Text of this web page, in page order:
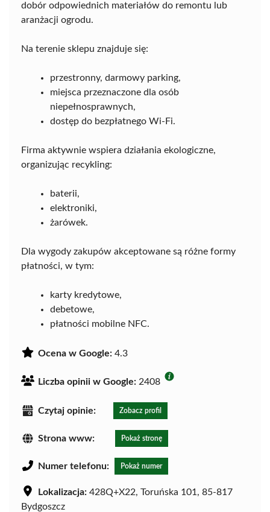
dobór odpowiednich materiałów do remontu lub
aranżacji ogrodu.
Na terenie sklepu znajduje się:
przestronny, darmowy parking,
miejsca przeznaczone dla osób
niepełnosprawnych,
dostęp do bezpłatnego Wi-Fi.
Firma aktywnie wspiera działania ekologiczne,
organizując recykling:
baterii,
elektroniki,
żarówek.
Dla wygody zakupów akceptowane są różne formy
płatności, w tym:
karty kredytowe,
debetowe,
płatności mobilne NFC.
Ocena w Google: 4.3
Liczba opinii w Google: 2408
Czytaj opinie: Zobacz profil
Strona www: Pokaż stronę
Numer telefonu: Pokaż numer
Lokalizacja: 428Q+X22, Toruńska 101, 85-817
Bydgoszcz